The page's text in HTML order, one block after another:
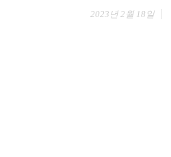
2023년 2월 18일